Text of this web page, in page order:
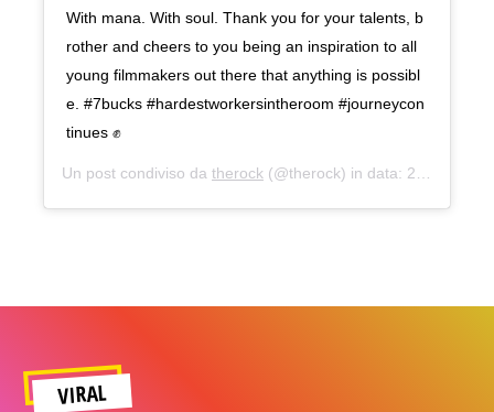
With mana. With soul. Thank you for your talents, b
rother and cheers to you being an inspiration to all
young filmmakers out there that anything is possibl
e. #7bucks #hardestworkersintheroom #journeycon
tinues ✊
Un post condiviso da therock (@therock) in data: 26 Giu 2020 alle ore 4:57 PDT
VIRAL